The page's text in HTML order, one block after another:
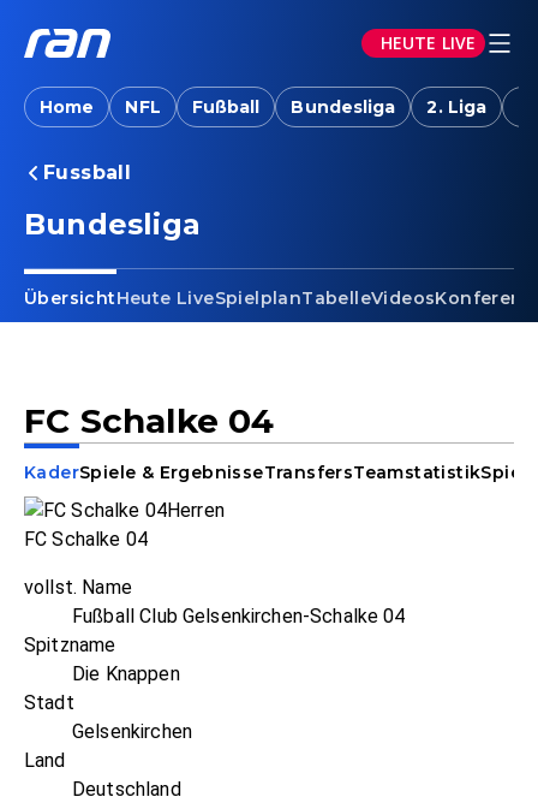
HEUTE LIVE
Home NFL Fußball Bundesliga 2. Liga
Fussball
Bundesliga
ÜbersichtHeute LiveSpielplanTabelleVideosKonferenz
FC Schalke 04
KaderSpiele & ErgebnisseTransfersTeamstatistik
FC Schalke 04
vollst. Name
Fußball Club Gelsenkirchen-Schalke 04
Spitzname
Die Knappen
Stadt
Gelsenkirchen
Land
Deutschland